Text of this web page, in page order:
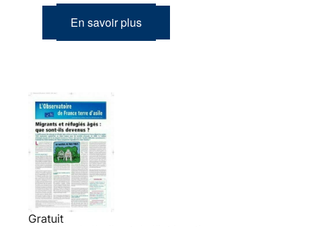
En savoir plus
Gratuit